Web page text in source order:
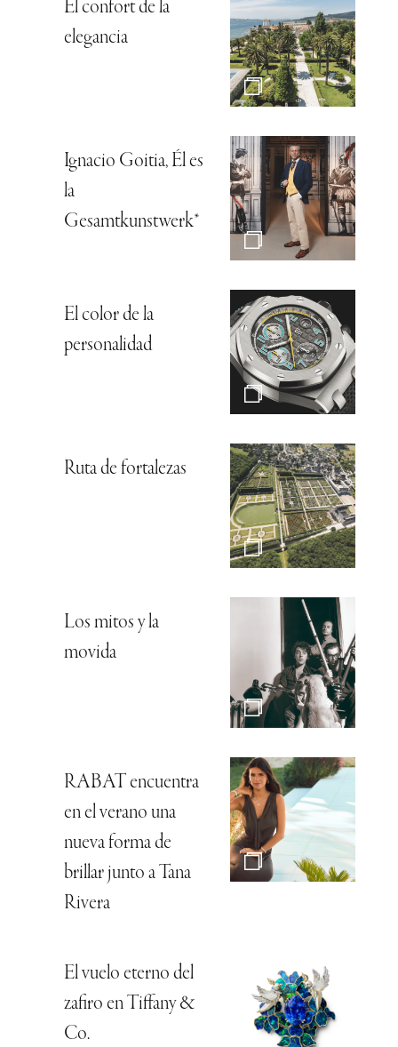
El confort de la
elegancia
Ignacio Goitia, Él es
la
Gesamtkunstwerk*
El color de la
personalidad
Ruta de fortalezas
Los mitos y la
movida
RABAT encuentra
en el verano una
nueva forma de
brillar junto a Tana
Rivera
El vuelo eterno del
zafiro en Tiffany &
Co.